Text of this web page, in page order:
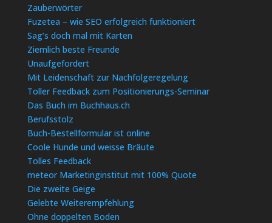
Zauberwörter
Fuzetea – wie SEO erfolgreich funktioniert
Sag’s doch mal mit Karten
Ziemlich beste Freunde
Unaufgefordert
Mit Leidenschaft zur Nachfolgeregelung
Toller Feedback zum Positionierungs-Seminar
Das Buch im Buchhaus.ch
Berufsstolz
Buch-Bestellformular ist online
Coole Hunde und weisse Bräute
Tolles Feedback
meteor Marketinginstitut mit 100% Quote
Die zweite Geige
Gelebte Weiterempfehlung
Ohne doppelten Boden